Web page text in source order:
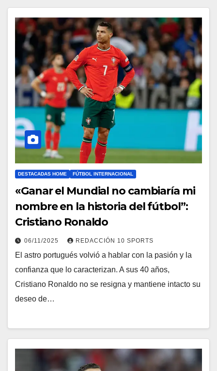
DESTACADAS HOME FÚTBOL INTERNACIONAL
«Ganar el Mundial no cambiaría mi
nombre en la historia del fútbol”:
Cristiano Ronaldo
06/11/2025 REDACCIÓN 10 SPORTS
El astro portugués volvió a hablar con la pasión y la
confianza que lo caracterizan. A sus 40 años,
Cristiano Ronaldo no se resigna y mantiene intacto su
deseo de…